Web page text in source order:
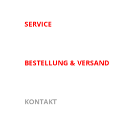
SERVICE
BESTELLUNG & VERSAND
KONTAKT